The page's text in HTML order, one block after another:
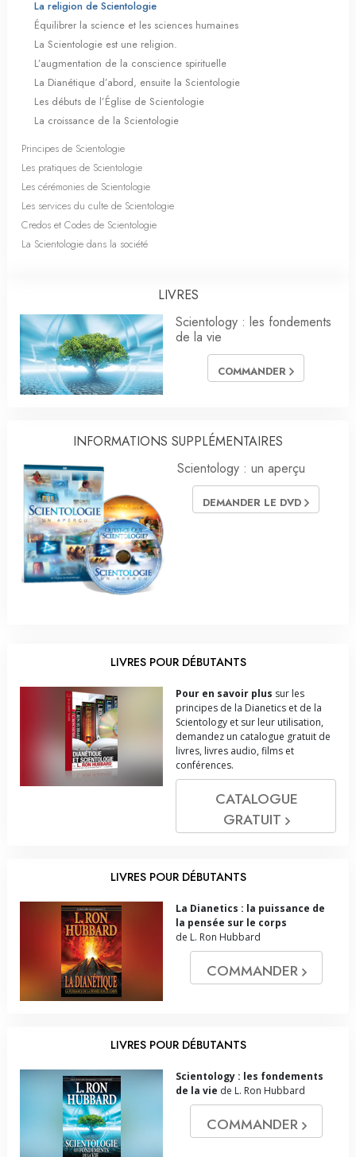
La religion de Scientologie
Équilibrer la science et les sciences humaines
La Scientologie est une religion.
L’augmentation de la conscience spirituelle
La Dianétique d’abord, ensuite la Scientologie
Les débuts de l’Église de Scientologie
La croissance de la Scientologie
Principes de Scientologie
Les pratiques de Scientologie
Les cérémonies de Scientologie
Les services du culte de Scientologie
Credos et Codes de Scientologie
La Scientologie dans la société
LIVRES
Scientology : les fondements
de la vie
COMMANDER
INFORMATIONS SUPPLÉMENTAIRES
Scientology : un aperçu
DEMANDER LE DVD
LIVRES POUR DÉBUTANTS
Pour en savoir plus sur les
principes de la Dianetics et de la
Scientology et sur leur utilisation,
demandez un catalogue gratuit de
livres, livres audio, films et
conférences.
CATALOGUE
GRATUIT
LIVRES POUR DÉBUTANTS
La Dianetics : la puissance de
la pensée sur le corps
de L. Ron Hubbard
COMMANDER
LIVRES POUR DÉBUTANTS
Scientology : les fondements
de la vie de L. Ron Hubbard
COMMANDER